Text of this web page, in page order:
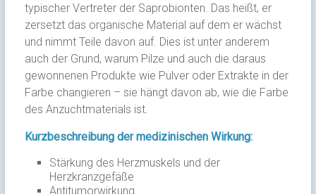
typischer Vertreter der Saprobionten. Das heißt, er
zersetzt das organische Material auf dem er wächst
und nimmt Teile davon auf. Dies ist unter anderem
auch der Grund, warum Pilze und auch die daraus
gewonnenen Produkte wie Pulver oder Extrakte in der
Farbe changieren – sie hängt davon ab, wie die Farbe
des Anzuchtmaterials ist.
Kurzbeschreibung der medizinischen Wirkung:
Stärkung des Herzmuskels und der
Herzkranzgefäße
Antitumorwirkung